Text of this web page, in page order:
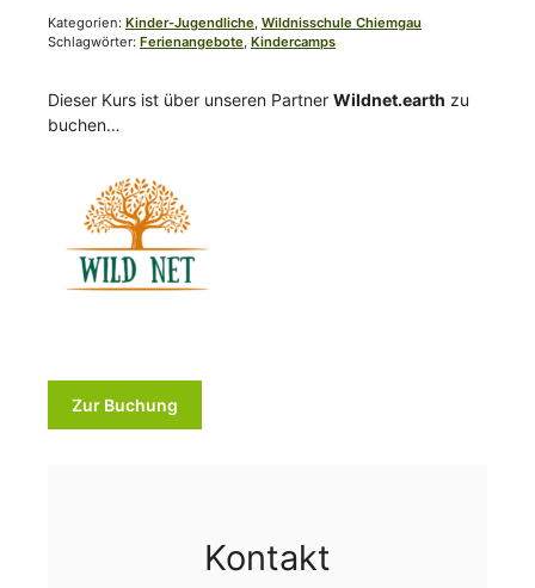
Kategorien: Kinder-Jugendliche, Wildnisschule Chiemgau
Schlagwörter: Ferienangebote, Kindercamps
Dieser Kurs ist über unseren Partner Wildnet.earth zu
buchen…
Zur Buchung
Kontakt